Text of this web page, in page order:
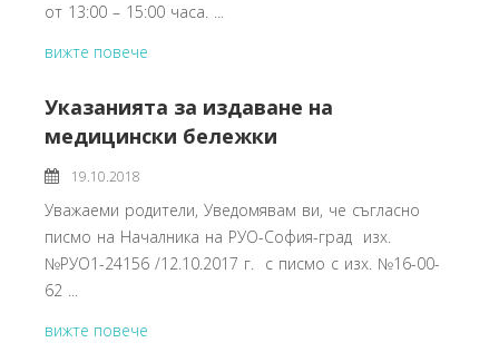
от 13:00 – 15:00 часа. ...
вижте повече
Указанията за издаване на
медицински бележки
19.10.2018
Уважаеми родители, Уведомявам ви, че съгласно
писмо на Началника на РУО-София-град изх.
№РУО1-24156 /12.10.2017 г. с писмо с изх. №16-00-
62 ...
вижте повече